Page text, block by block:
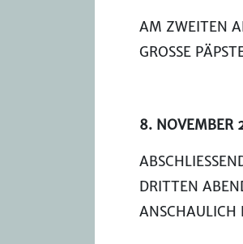
AM ZWEITEN
GROSSE
8.
DRITTEN
ANSCHAULICH